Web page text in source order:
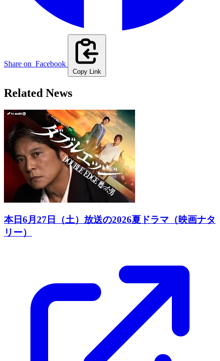
Share on Facebook
Copy Link
Related News
本日6月27日（土）放送の2026夏ドラマ（映画ナタ
リー）